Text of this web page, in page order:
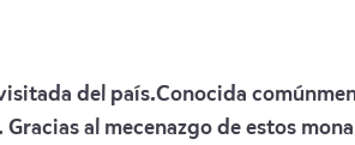
del país.Conocida
al mecenazgo de estos